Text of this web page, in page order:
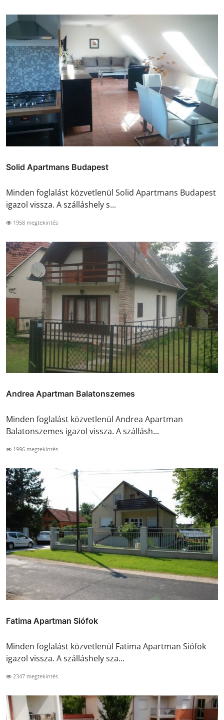
Solid Apartmans Budapest
Minden foglalást közvetlenül Solid Apartmans Budapest
igazol vissza. A szálláshely s...
1958 megtekintés
Andrea Apartman Balatonszemes
Minden foglalást közvetlenül Andrea Apartman
Balatonszemes igazol vissza. A szállásh...
1996 megtekintés
Fatima Apartman Siófok
Minden foglalást közvetlenül Fatima Apartman Siófok
igazol vissza. A szálláshely sza...
2347 megtekintés